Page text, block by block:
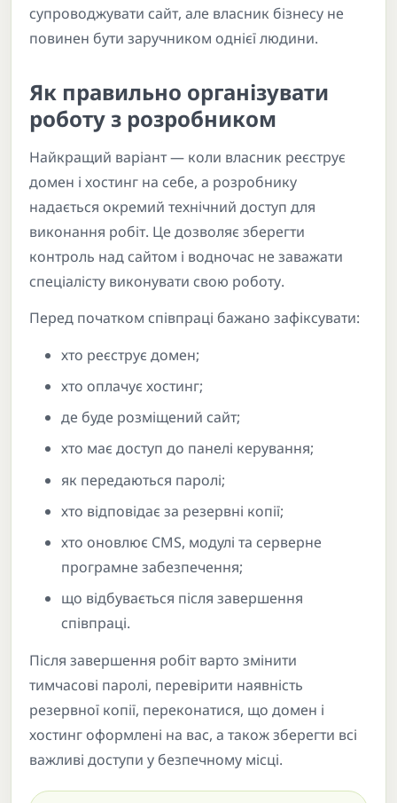
супроводжувати сайт, але власник бізнесу не
повинен бути заручником однієї людини.
Як правильно організувати
роботу з розробником
Найкращий варіант — коли власник реєструє
домен і хостинг на себе, а розробнику
надається окремий технічний доступ для
виконання робіт. Це дозволяє зберегти
контроль над сайтом і водночас не заважати
спеціалісту виконувати свою роботу.
Перед початком співпраці бажано зафіксувати:
хто реєструє домен;
хто оплачує хостинг;
де буде розміщений сайт;
хто має доступ до панелі керування;
як передаються паролі;
хто відповідає за резервні копії;
хто оновлює CMS, модулі та серверне
програмне забезпечення;
що відбувається після завершення
співпраці.
Після завершення робіт варто змінити
тимчасові паролі, перевірити наявність
резервної копії, переконатися, що домен і
хостинг оформлені на вас, а також зберегти всі
важливі доступи у безпечному місці.